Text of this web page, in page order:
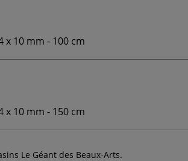
x 10 mm - 100 cm
x 10 mm - 150 cm
Le Géant des Beaux-Arts.